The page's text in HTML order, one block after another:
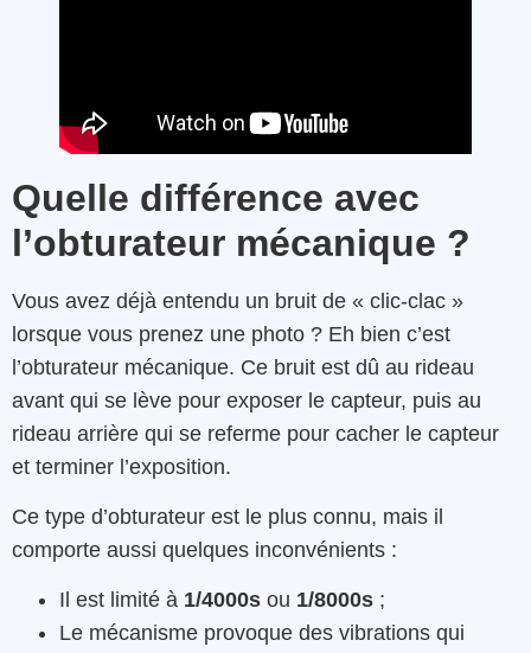
Quelle différence avec
l’obturateur mécanique ?
Vous avez déjà entendu un bruit de « clic-clac »
lorsque vous prenez une photo ? Eh bien c’est
l’obturateur mécanique. Ce bruit est dû au rideau
avant qui se lève pour exposer le capteur, puis au
rideau arrière qui se referme pour cacher le capteur
et terminer l’exposition.
Ce type d’obturateur est le plus connu, mais il
comporte aussi quelques inconvénients :
Il est limité à 1/4000s ou 1/8000s ;
Le mécanisme provoque des vibrations qui